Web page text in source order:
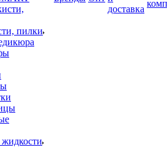
пилки
доставка